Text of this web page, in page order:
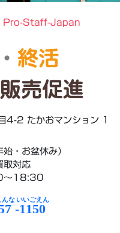
Pro-Staff-Japan
・ 終活
販売促進
2 たかおマンション 1
・お盆休み）
取対応
～18:30
-1150